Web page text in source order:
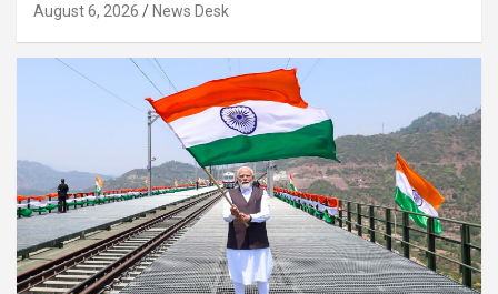
August 6, 2026 News Desk